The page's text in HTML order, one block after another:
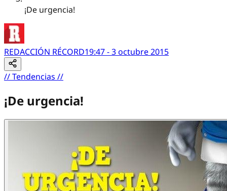
¡De urgencia!
REDACCIÓN RÉCORD19:47 - 3 octubre 2015
//Tendencias //
¡De urgencia!